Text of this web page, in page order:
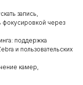
запись,
фокусировкой через
поддержка
и пользовательских
камер,